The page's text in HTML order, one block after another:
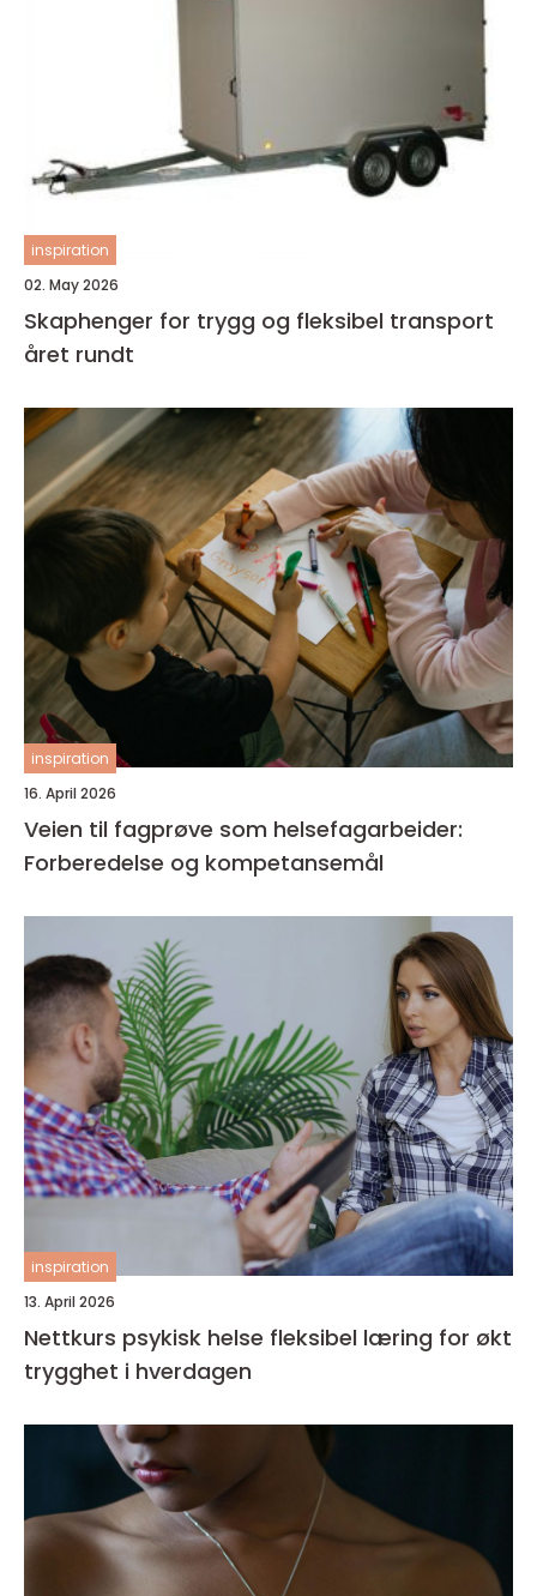
inspiration
02. May 2026
Skaphenger for trygg og fleksibel transport
året rundt
inspiration
16. April 2026
Veien til fagprøve som helsefagarbeider:
Forberedelse og kompetansemål
inspiration
13. April 2026
Nettkurs psykisk helse fleksibel læring for økt
trygghet i hverdagen